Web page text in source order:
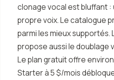
clonage vocal est bluffant
propre voix. Le catalogue
parmi les mieux
propose aussi le doublage
Le plan gratuit offre
Starter à 5 $/mois